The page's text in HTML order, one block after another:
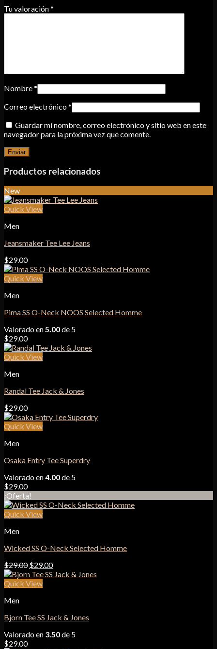
Tu valoración*
Nombre*
Correo electrónico*
Guardar mi nombre, correo electrónico y sitio web en este
navegador para la próxima vez que comente.
Productos relacionados
New
Quick View
Men
Jeansmaker Tee Lee Jeans
$29.00
Quick View
Men
Pima SS O-Neck NOOS Selected Homme
Valorado en5.00de 5
$29.00
Quick View
Men
Randal Tee Jack & Jones
$29.00
Quick View
Men
Osaka Entry Tee Superdry
Valorado en4.00de 5
$29.00
¡Oferta!
Quick View
Men
Wicked SS O-Neck Selected Homme
$29.00 El
precio
original
$29.00El
precio
Quick View
Men
Bjorn Tee SS Jack & Jones
Valorado en 3.50de 5
$29.00